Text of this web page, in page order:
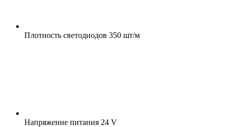
Плотность светодиодов 350 шт/м
Напряжение питания 24 V